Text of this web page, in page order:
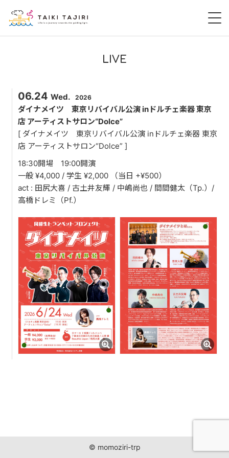
暁 AKATSUKI
DISCOGRAPHY
JUST ONE WORLD PROJECT
CONTACT
LIVE
06.24 Wed. 2026
ダイナメイツ 東京リバイバル公演 inドルチェ楽器 東京
店 アーティストサロン“Dolce”
[ ダイナメイツ 東京リバイバル公演 inドルチェ楽器 東京
店 アーティストサロン“Dolce” ]
18:30開場 19:00開演
一般 ¥4,000 / 学生 ¥2,000 （当日 +¥500）
act : 田尻大喜 / 古土井友輝 / 中嶋尚也 / 間間健太（Tp.）/
高橋ドレミ（Pf.）
© momoziri-trp